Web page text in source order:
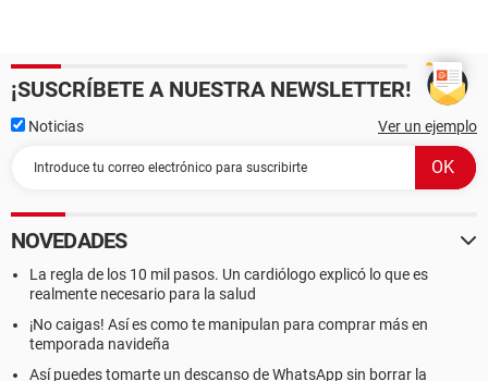
¡SUSCRÍBETE A NUESTRA NEWSLETTER!
Noticias Ver un ejemplo
NOVEDADES
La regla de los 10 mil pasos. Un cardiólogo explicó lo que es
realmente necesario para la salud
¡No caigas! Así es como te manipulan para comprar más en
temporada navideña
Así puedes tomarte un descanso de WhatsApp sin borrar la